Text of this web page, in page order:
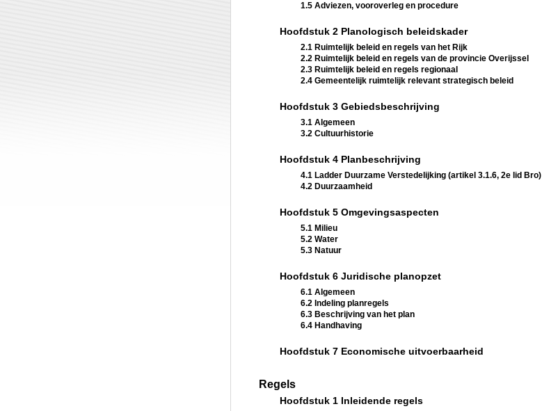
1.5 Adviezen, vooroverleg en procedure
Hoofdstuk 2 Planologisch beleidskader
2.1 Ruimtelijk beleid en regels van het Rijk
2.2 Ruimtelijk beleid en regels van de provincie Overijssel
2.3 Ruimtelijk beleid en regels regionaal
2.4 Gemeentelijk ruimtelijk relevant strategisch beleid
Hoofdstuk 3 Gebiedsbeschrijving
3.1 Algemeen
3.2 Cultuurhistorie
Hoofdstuk 4 Planbeschrijving
4.1 Ladder Duurzame Verstedelijking (artikel 3.1.6, 2e lid Bro)
4.2 Duurzaamheid
Hoofdstuk 5 Omgevingsaspecten
5.1 Milieu
5.2 Water
5.3 Natuur
Hoofdstuk 6 Juridische planopzet
6.1 Algemeen
6.2 Indeling planregels
6.3 Beschrijving van het plan
6.4 Handhaving
Hoofdstuk 7 Economische uitvoerbaarheid
Regels
Hoofdstuk 1 Inleidende regels